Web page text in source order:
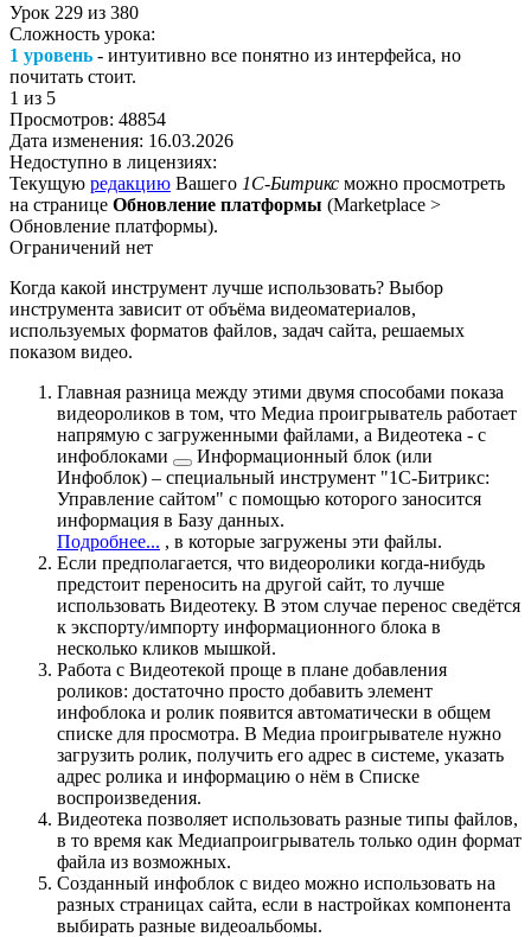
Урок 229 из 380
Сложность урока:
1 уровень - интуитивно все понятно из интерфейса, но
почитать стоит.
1 из 5
Просмотров: 48854
Дата изменения: 16.03.2026
Недоступно в лицензиях:
Текущую редакцию Вашего 1С-Битрикс можно просмотреть
на странице Обновление платформы (Marketplace >
Обновление платформы).
Ограничений нет
Когда какой инструмент лучше использовать? Выбор
инструмента зависит от объёма видеоматериалов,
используемых форматов файлов, задач сайта, решаемых
показом видео.
Главная разница между этими двумя способами показа
видеороликов в том, что Медиа проигрыватель работает
напрямую с загруженными файлами, а Видеотека - с
инфоблоками
Информационный блок (или
Инфоблок) – специальный инструмент "1С-Битрикс:
Управление сайтом" с помощью которого заносится
информация в Базу данных.
Подробнее... , в которые загружены эти файлы.
Если предполагается, что видеоролики когда-нибудь
предстоит переносить на другой сайт, то лучше
использовать Видеотеку. В этом случае перенос сведётся
к экспорту/импорту информационного блока в
несколько кликов мышкой.
Работа с Видеотекой проще в плане добавления
роликов: достаточно просто добавить элемент
инфоблока и ролик появится автоматически в общем
списке для просмотра. В Медиа проигрывателе нужно
загрузить ролик, получить его адрес в системе, указать
адрес ролика и информацию о нём в Списке
воспроизведения.
Видеотека позволяет использовать разные типы файлов,
в то время как Медиапроигрыватель только один формат
файла из возможных.
Созданный инфоблок с видео можно использовать на
разных страницах сайта, если в настройках компонента
выбирать разные видеоальбомы.